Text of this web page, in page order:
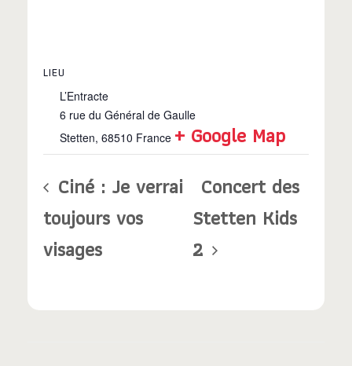
LIEU
L’Entracte
6 rue du Général de Gaulle
Stetten, 68510 France + Google Map
Ciné : Je verrai
toujours vos
visages
Concert des
Stetten Kids
2